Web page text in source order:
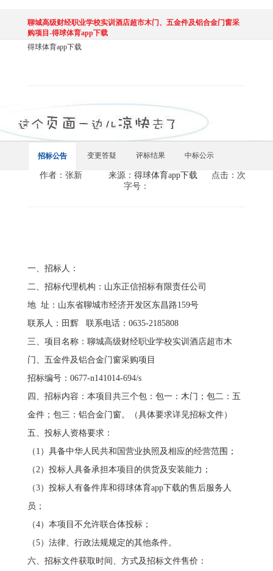
聊城高级财经职业学校实训酒店超市木门、五金件及铝合金门窗采
购项目-得球体育app下载
得球体育app下载
招标公告 变更答疑 评标结果 中标公示
作者：张新 来源： 得球体育app下载
点击：次
字号：
一、招标人：
二、招标代理机构：山东正信招标有限责任公司
地 址：山东省聊城市经济开发区东昌路159号
联系人：田辉 联系电话：0635-2185808
三、项目名称：聊城高级财经职业学校实训酒店超市木
门、五金件及铝合金门窗采购项目
招标编号：0677-n141014-694/s
四、招标内容：本项目共三个包：包一：木门；包二：五
金件；包三：铝合金门窗。（具体要求详见招标文件）
五、投标人资格要求：
（1）具备中华人民共和国营业执照及相应的经营范围；
（2）投标人具备承担本项目的供货及安装能力；
（3）投标人有备件库和得球体育app下载的售后服务人
员；
（4）本项目不允许联合体投标；
（5）法律、行政法规规定的其他条件。
六、招标文件获取时间、方式及招标文件售价：